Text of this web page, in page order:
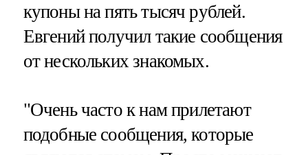
купоны на пять тысяч рублей.
Евгений получил такие сообщения
от нескольких знакомых.
"Очень часто к нам прилетают
подобные сообщения, которые